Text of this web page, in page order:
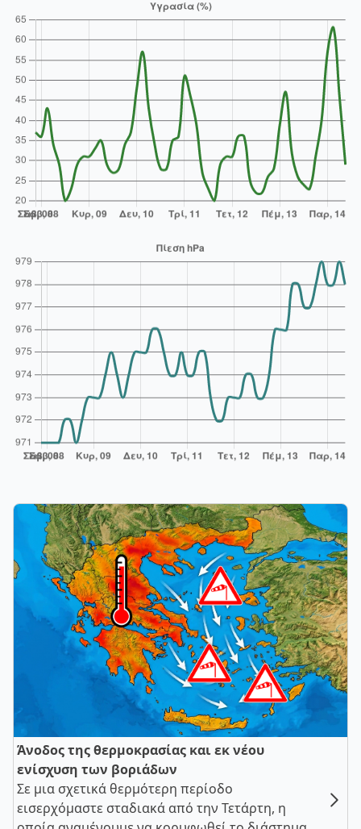
Άνοδος της θερμοκρασίας και εκ νέου
ενίσχυση των βοριάδων
Σε μια σχετικά θερμότερη περίοδο
εισερχόμαστε σταδιακά από την Τετάρτη, η